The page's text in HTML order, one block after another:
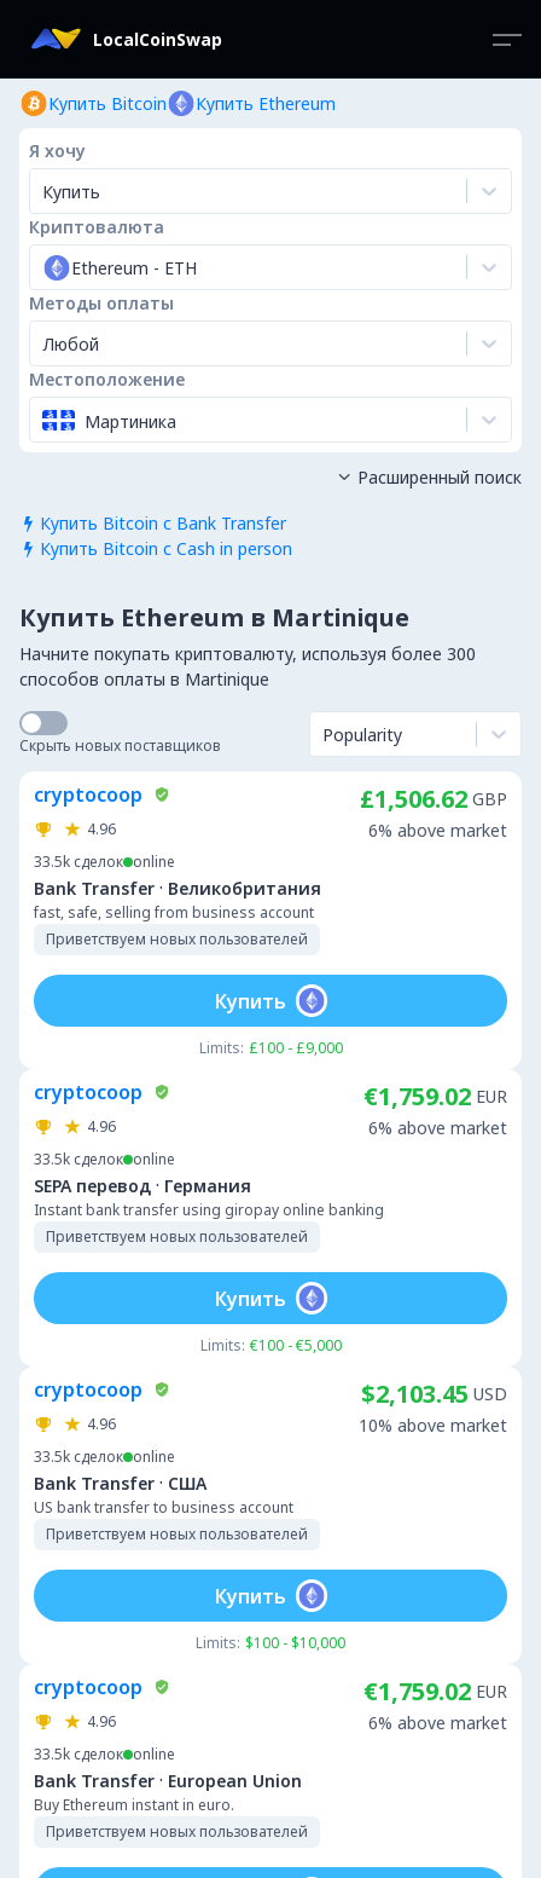
LocalCoinSwap
Купить Bitcoin Купить Ethereum
Я хочу
Купить
Криптовалюта
Ethereum - ETH
Методы оплаты
Любой
Местоположение
Мартиника
 Купить Bitcoin с Bank Transfer
 Купить Bitcoin с Cash in person
 Расширенный поиск
Купить Ethereum в Martinique
Начните покупать криптовалюту, используя более 300
способов оплаты в Martinique
Скрыть новых поставщиков Popularity
cryptocoop
4.96
33.5k сделок online
Bank Transfer · Великобритания
fast, safe, selling from business account
Приветствуем новых пользователей
£1,506.62 GBP
6% above market
Limits: £100 - £9,000
Купить
cryptocoop
4.96
33.5k сделок online
SEPA перевод · Германия
Instant bank transfer using giropay online banking
Приветствуем новых пользователей
€1,759.02 EUR
6% above market
Limits: €100 - €5,000
Купить
cryptocoop
4.96
33.5k сделок online
Bank Transfer · США
US bank transfer to business account
Приветствуем новых пользователей
$2,103.45 USD
10% above market
Limits: $100 - $10,000
Купить
cryptocoop
4.96
33.5k сделок online
Bank Transfer · European Union
Buy Ethereum instant in euro.
Приветствуем новых пользователей
€1,759.02 EUR
6% above market